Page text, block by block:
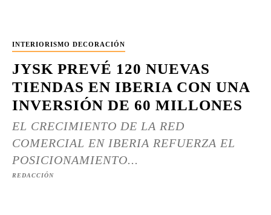
INTERIORISMO DECORACIÓN
JYSK PREVÉ 120 NUEVAS
TIENDAS EN IBERIA CON UNA
INVERSIÓN DE 60 MILLONES
EL CRECIMIENTO DE LA RED
COMERCIAL EN IBERIA REFUERZA EL
POSICIONAMIENTO...
REDACCIÓN